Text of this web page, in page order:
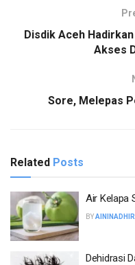
Disdik Aceh
Akses
Sore, Melepas
Related Posts
Air Kelapa
BY
Dehidrasi